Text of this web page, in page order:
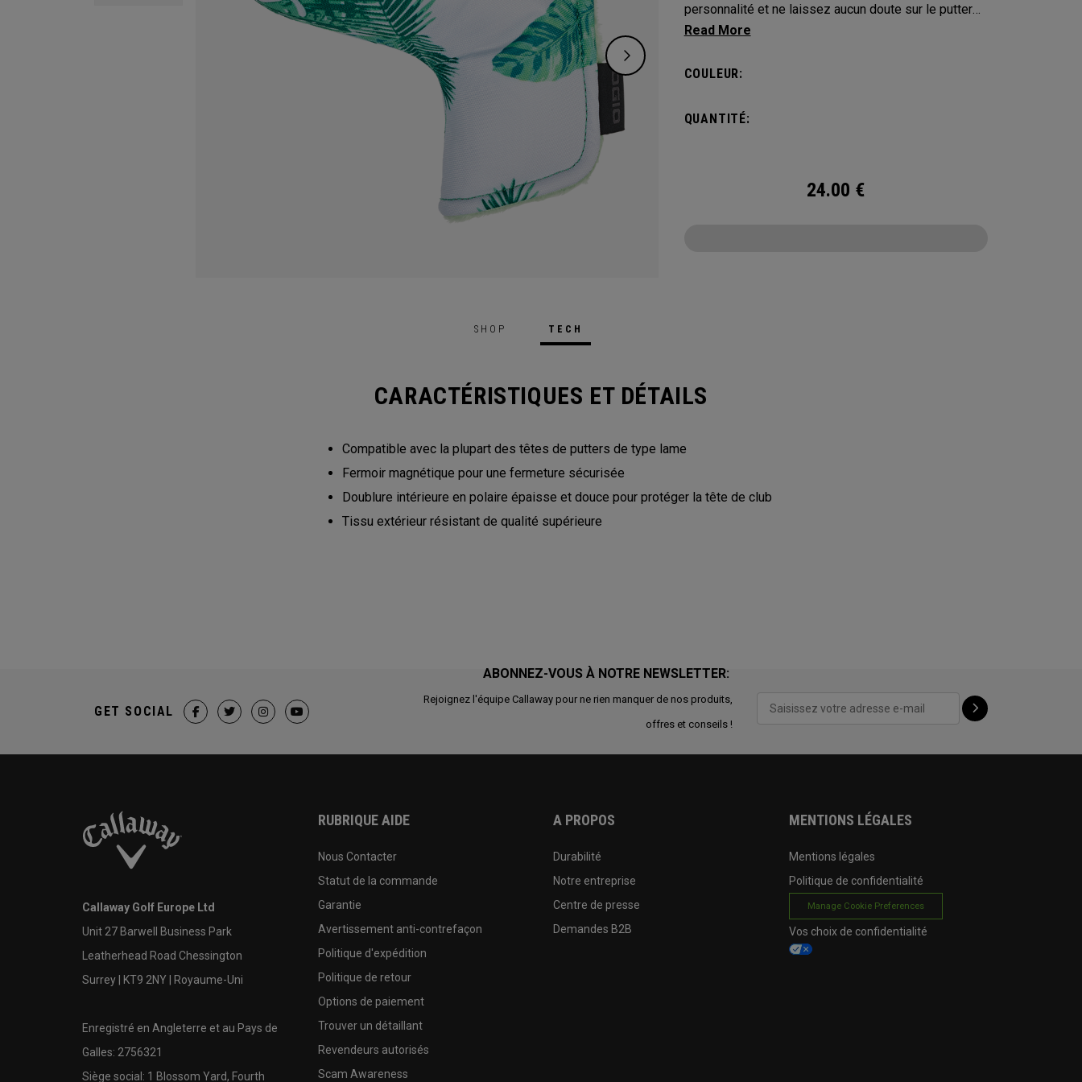
personnalité et ne laissez aucun doute sur le putter
qui vous appartient. Protégez votre putter avec ces
COULEUR:
QUANTITÉ:
24.00 €
SHOP TECH
CARACTÉRISTIQUES ET DÉTAILS
Compatible avec la plupart des têtes de putters de type lame
Fermoir magnétique pour une fermeture sécurisée
Doublure intérieure en polaire épaisse et douce pour protéger la tête de club
Tissu extérieur résistant de qualité supérieure
ABONNEZ-VOUS À NOTRE NEWSLETTER:
Rejoignez l'équipe Callaway pour ne rien manquer de nos produits,
offres et conseils !
GET SOCIAL
Callaway Golf Europe Ltd
Unit 27 Barwell Business Park
Leatherhead Road Chessington
Surrey | KT9 2NY | Royaume-Uni
Enregistré en Angleterre et au Pays de
Galles: 2756321
Siège social: 1 Blossom Yard, Fourth
RUBRIQUE AIDE
Nous Contacter
Statut de la commande
Garantie
Avertissement anti-contrefaçon
Politique d'expédition
Politique de retour
Options de paiement
Trouver un détaillant
Revendeurs autorisés
Scam Awareness
A PROPOS
Durabilité
Notre entreprise
Centre de presse
Demandes B2B
MENTIONS LÉGALES
Mentions légales
Politique de confidentialité
Manage Cookie Preferences
Vos choix de confidentialité